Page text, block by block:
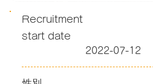
Recruitment
start date
2022-07-12